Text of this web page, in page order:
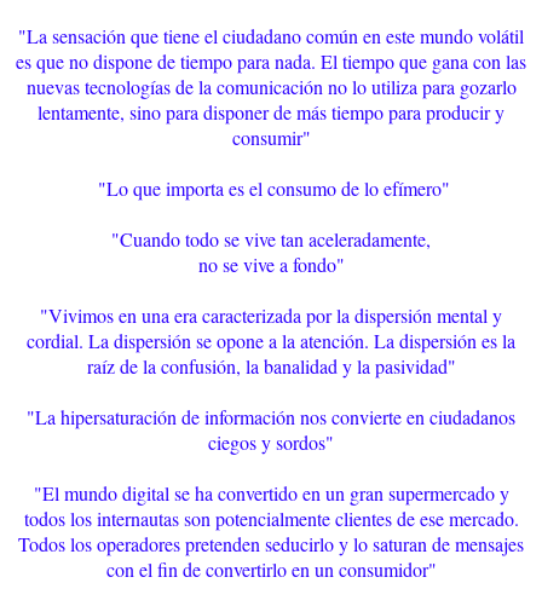
"La sensación que tiene el ciudadano común en este mundo volátil
es que no dispone de tiempo para nada. El tiempo que gana con las
nuevas tecnologías de la comunicación no lo utiliza para gozarlo
lentamente, sino para disponer de más tiempo para producir y
consumir"
"Lo que importa es el consumo de lo efímero"
"Cuando todo se vive tan aceleradamente,
no se vive a fondo"
"Vivimos en una era caracterizada por la dispersión mental y
cordial. La dispersión se opone a la atención. La dispersión es la
raíz de la confusión, la banalidad y la pasividad"
"La hipersaturación de información nos convierte en ciudadanos
ciegos y sordos"
"El mundo digital se ha convertido en un gran supermercado y
todos los internautas son potencialmente clientes de ese mercado.
Todos los operadores pretenden seducirlo y lo saturan de mensajes
con el fin de convertirlo en un consumidor"